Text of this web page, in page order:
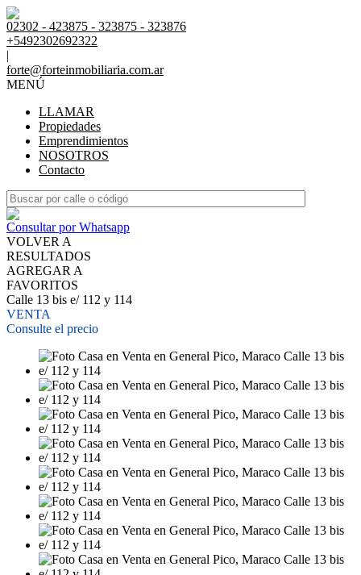
02302 - 423875 - 323875 - 323876
+5492302692322
|
forte@forteinmobiliaria.com.ar
MENÚ
LLAMAR
Propiedades
Emprendimientos
NOSOTROS
Contacto
Consultar por Whatsapp
VOLVER A
RESULTADOS
AGREGAR A
FAVORITOS
Calle 13 bis e/ 112 y 114
VENTA
Consulte el precio